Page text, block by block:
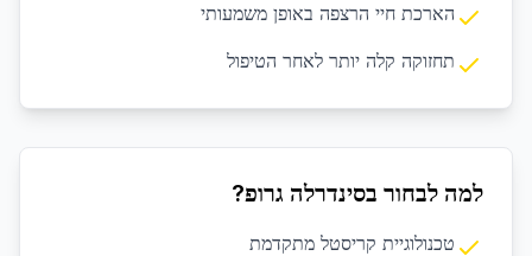
הארכת חיי הרצפה באופן משמעותי
תחזוקה קלה יותר לאחר הטיפול
למה לבחור בסינדרלה גרופ?
טכנולוגיית קריסטל מתקדמת